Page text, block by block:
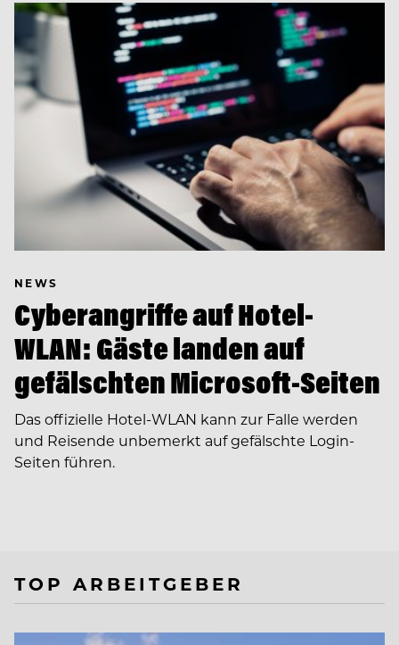
NEWS
Cyberangriffe auf Hotel-
WLAN: Gäste landen auf
gefälschten Microsoft-Seiten
Das offizielle Hotel-WLAN kann zur Falle werden
und Reisende unbemerkt auf gefälschte Login-
Seiten führen.
TOP ARBEITGEBER